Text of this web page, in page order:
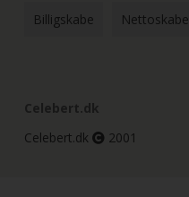
Billigskabe Nettoskabe
Celebert.dk
Celebert.dk
2001